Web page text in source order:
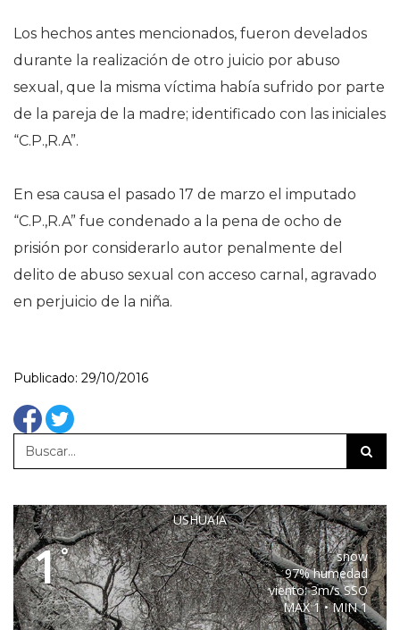
Los hechos antes mencionados, fueron develados
durante la realización de otro juicio por abuso
sexual, que la misma víctima había sufrido por parte
de la pareja de la madre; identificado con las iniciales
“C.P.,R.A”.
En esa causa el pasado 17 de marzo el imputado
“C.P.,R.A” fue condenado a la pena de ocho de
prisión por considerarlo autor penalmente del
delito de abuso sexual con acceso carnal, agravado
en perjuicio de la niña.
Publicado: 29/10/2016
USHUAIA
1°
snow
97% humedad
viento: 3m/s SSO
MAX 1 • MIN 1